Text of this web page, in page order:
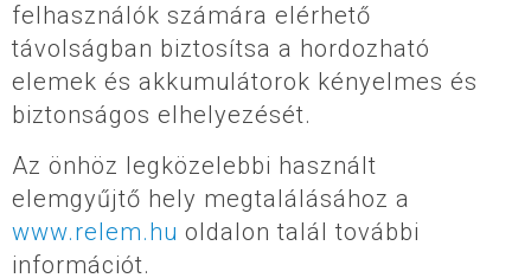
felhasználók számára elérhető
távolságban biztosítsa a hordozható
elemek és akkumulátorok kényelmes és
biztonságos elhelyezését.
Az önhöz legközelebbi használt
elemgyűjtő hely megtalálásához a
www.relem.hu oldalon talál további
információt.